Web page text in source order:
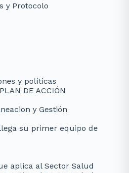
y Protocolo
y políticas
DE ACCIÓN
y Gestión
su primer equipo de
aplica al Sector Salud